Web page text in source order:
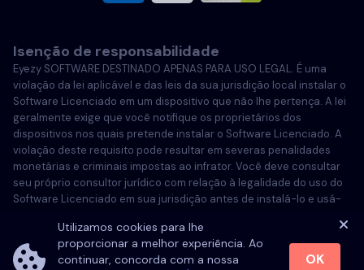
Utilizamos cookies para lhe
proporcionar a melhor experiência. Ao
continuar, concorda com a nossa
OK
Italiano
Português
Português
Polski
Isenção de responsabilidade
Eyezy SOFTWARE DESTINADO APENAS PARA USO LEGAL. É uma
violação da lei aplicável e das leis da sua jurisdição local instalar o
Software Licenciado em um dispositivo que não lhe pertença. A lei
geralmente exige que você notifique os proprietários dos
dispositivos nos quais pretende instalar o Software Licenciado. A
violação deste requisito pode resultar em severas penalidades
monetárias e criminais impostas ao infrator. Você deve consultar
seu próprio consultor jurídico com relação à legalidade do uso do
Software Licenciado em sua jurisdição antes de instalá-lo e usá-
Licenciado em tal dispositivo e está ciente de que a Eyezy não
pode ser responsabilizada.